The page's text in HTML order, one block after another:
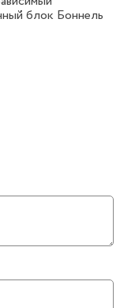
блок Боннель